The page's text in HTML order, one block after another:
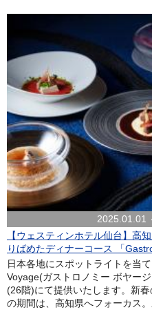
2025.01.01
【ウェスティンホテル仙台】高
りばめたディナーコース 「
日本各地にスポットライトを当
Voyage(ガストロノミー ボヤー
(26階)にて提供いたします。新
の期間は、高知県へフォーカス。